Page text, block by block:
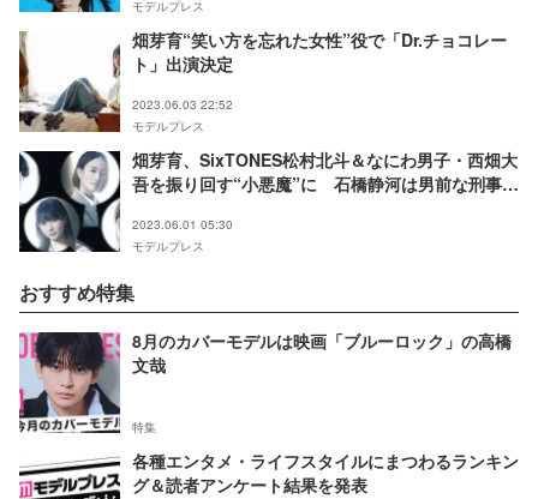
モデルプレス
畑芽育“笑い方を忘れた女性”役で「Dr.チョコレー
ト」出演決定
2023.06.03 22:52
モデルプレス
畑芽育、SixTONES松村北斗＆なにわ男子・西畑大
吾を振り回す“小悪魔”に 石橋静河は男前な刑事役
2023.06.01 05:30
モデルプレス
おすすめ特集
8月のカバーモデルは映画「ブルーロック」の高橋
文哉
特集
各種エンタメ・ライフスタイルにまつわるランキン
グ＆読者アンケート結果を発表